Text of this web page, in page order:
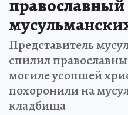
православный
Представитель
спилил
могиле усопшей
похоронили на
кладбища